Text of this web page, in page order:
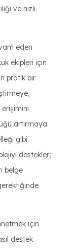
ve hızlı
eden
ekipleri için
pratik bir
erişimini
artırmaya
gibi
destekler;
belge
için
destek